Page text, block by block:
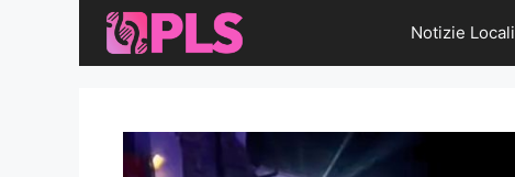
contenuto
Notizie Locali